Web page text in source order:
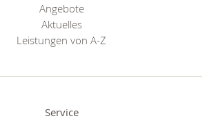
Angebote
Aktuelles
Leistungen von A-Z
Service